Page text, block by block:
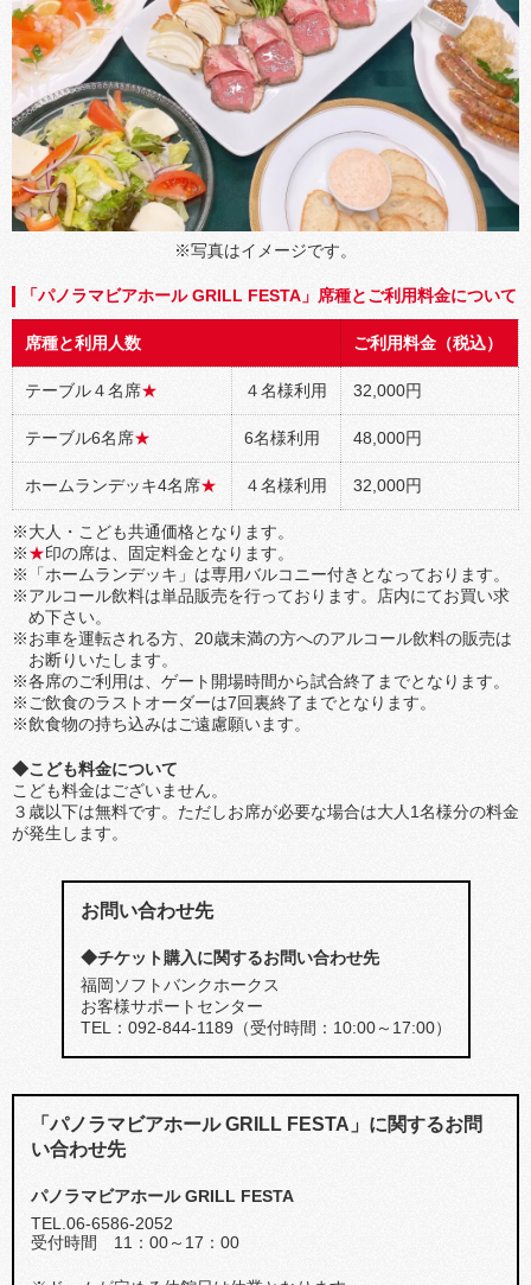
※写真はイメージです。
「パノラマビアホール GRILL FESTA」席種とご利用料金について
席種と利用人数 ご利用料金（税込）
テーブル４名席★ ４名様利用 32,000円
テーブル6名席★ 6名様利用 48,000円
ホームランデッキ4名席★ ４名様利用 32,000円
※大人・こども共通価格となります。
※★印の席は、固定料金となります。
※「ホームランデッキ」は専用バルコニー付きとなっております。
※アルコール飲料は単品販売を行っております。店内にてお買い求
め下さい。
※お車を運転される方、20歳未満の方へのアルコール飲料の販売は
お断りいたします。
※各席のご利用は、ゲート開場時間から試合終了までとなります。
※ご飲食のラストオーダーは7回裏終了までとなります。
※飲食物の持ち込みはご遠慮願います。
◆こども料金について
こども料金はございません。
３歳以下は無料です。ただしお席が必要な場合は大人1名様分の料金
が発生します。
お問い合わせ先
◆チケット購入に関するお問い合わせ先
福岡ソフトバンクホークス
お客様サポートセンター
TEL：092-844-1189（受付時間：10:00～17:00）
「パノラマビアホール GRILL FESTA」に関するお問
い合わせ先
パノラマビアホール GRILL FESTA
TEL.06-6586-2052
受付時間 11：00～17：00